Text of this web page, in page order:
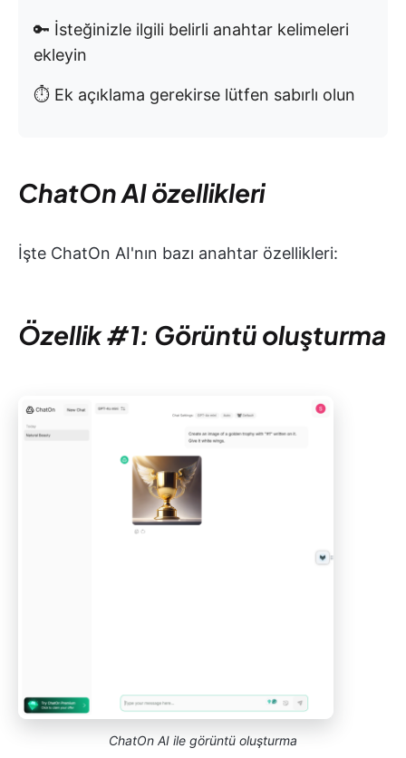
🔑 İsteğinizle ilgili belirli anahtar kelimeleri
ekleyin
⏱️ Ek açıklama gerekirse lütfen sabırlı olun
ChatOn AI özellikleri
İşte ChatOn AI'nın bazı anahtar özellikleri:
Özellik #1: Görüntü oluşturma
ChatOn AI ile görüntü oluşturma